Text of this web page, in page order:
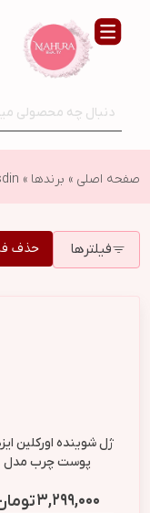
صفحه اصلی » برندها »
فیلترها حذف
ژل شوینده اورکلین
پوست چرب مدل
حجم 240 میل
۳,۲۹۹,۰۰۰